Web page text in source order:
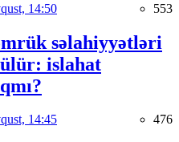
14:50 553
səlahiyyətləri
islahat
14:45 476